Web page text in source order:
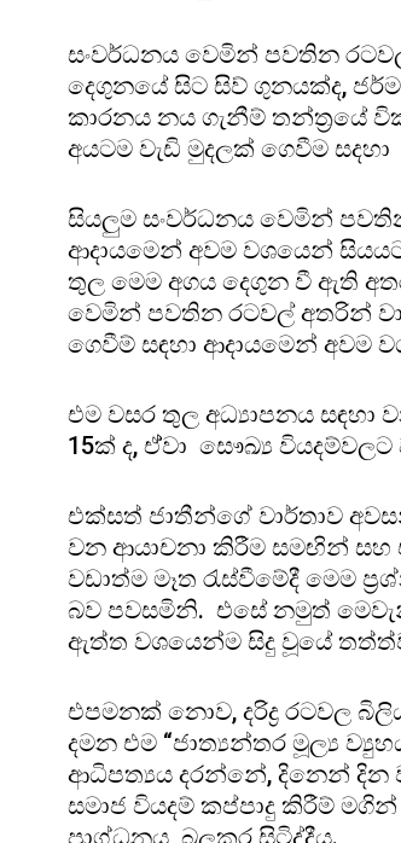
සංවර්ධනය වෙමින් පවතින
දෙගුනයේ සිට සිව් ගුනයක්ද,
කාරනය නය ගැනීම් තන්ත්‍රයේ
අයටම වැඩි මුදලක් ගෙවීම
සියලුම සංවර්ධනය වෙමින්
ආදායමෙන් අවම වශයෙන්
තුල මෙම අගය දෙගුන වී ඇති
වෙමින් පවතින රටවල් අතරින්
ගෙවීම් සඳහා ආදායමෙන් අවම
එම වසර තුල අධ්‍යාපනය සඳහා
15ක් ද, ඒ්වා සෞඛ්‍ය
එක්සත් ජාතීන්ගේ වාර්තාව
වන ආයාචනා කිරීම සමඟින් සහ
වඩාත්ම මෑත රැස්වීමේදී මෙම
බව පවසමිනි. එසේ නමුත්
ඇත්ත වශයෙන්ම සිදු වූයේ
එපමනක් නොව, දරිද්‍ර රටවල
දමන එම “ජාත්‍යන්තර මූල්‍ය
ආධිපත්‍යය දරන්නේ, දිනෙන් දින
සමාජ වියදම් කප්පාදු කිරීම්
ප්‍රාග්ධනය බලකර සිටිද්දීය.